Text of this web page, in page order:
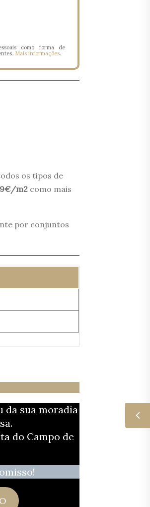
como forma de
Mais informações.
os tipos de
m2 como mais
por conjuntos
da sua moradia
do Campo de